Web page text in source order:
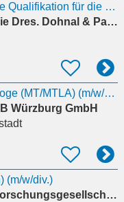
MTA/BTA oder ähnliche Qualifikation für die Pathologie (m/w/d)
Pathologie & Zytologie Dres. Dohnal & Partner
Medizinischer Technologe (MT/MTLA) (m/w/d) – Mikrobiologie
Würzburg GmbH
(m/w/div.)
Deutsche Diabetes-Forschungsgesellschaft e.V.